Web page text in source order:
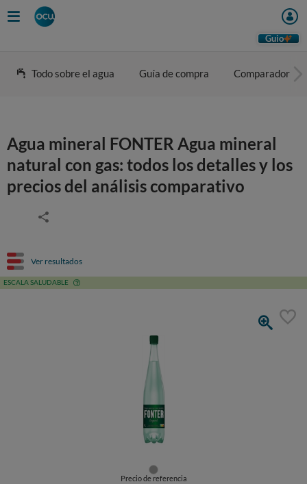
Guio
Todo sobre el agua Guía de compra Comparador
Agua mineral FONTER Agua mineral
natural con gas: todos los detalles y los
precios del análisis comparativo
Ver resultados
ESCALA SALUDABLE
Precio de referencia